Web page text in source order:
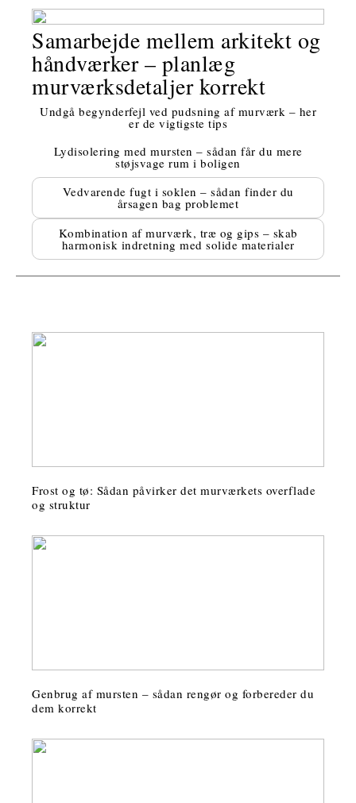
Samarbejde mellem arkitekt og
håndværker – planlæg
murværksdetaljer korrekt
Undgå begynderfejl ved pudsning af murværk – her
er de vigtigste tips
Lydisolering med mursten – sådan får du mere
støjsvage rum i boligen
Vedvarende fugt i soklen – sådan finder du
årsagen bag problemet
Kombination af murværk, træ og gips – skab
harmonisk indretning med solide materialer
Frost og tø: Sådan påvirker det murværkets overflade
og struktur
Genbrug af mursten – sådan rengør og forbereder du
dem korrekt